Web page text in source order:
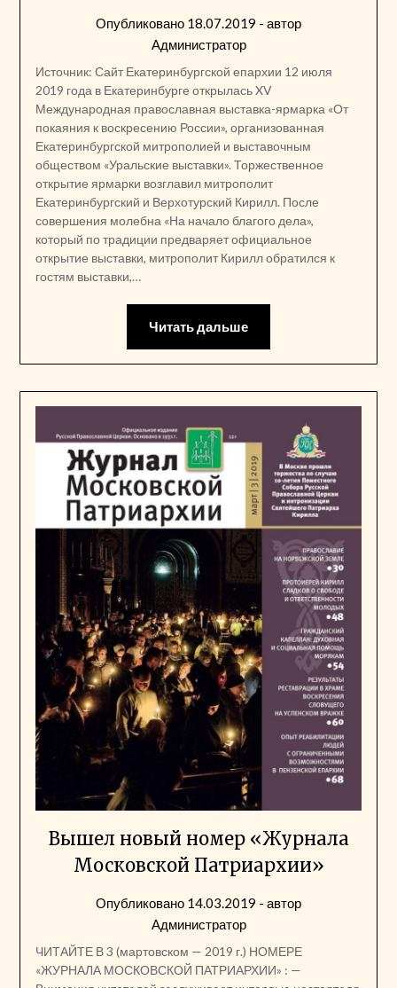
Опубликовано 18.07.2019 - автор
Администратор
Источник: Сайт Екатеринбургской епархии 12 июля
2019 года в Екатеринбурге открылась XV
Международная православная выставка-ярмарка «От
покаяния к воскресению России», организованная
Екатеринбургской митрополией и выставочным
обществом «Уральские выставки». Торжественное
открытие ярмарки возглавил митрополит
Екатеринбургский и Верхотурский Кирилл. После
совершения молебна «На начало благого дела»,
который по традиции предваряет официальное
открытие выставки, митрополит Кирилл обратился к
гостям выставки,…
Читать дальше
Вышел новый номер «Журнала
Московской Патриархии»
Опубликовано 14.03.2019 - автор
Администратор
ЧИТАЙТЕ В 3 (мартовском — 2019 г.) НОМЕРЕ
«ЖУРНАЛА МОСКОВСКОЙ ПАТРИАРХИИ» : —